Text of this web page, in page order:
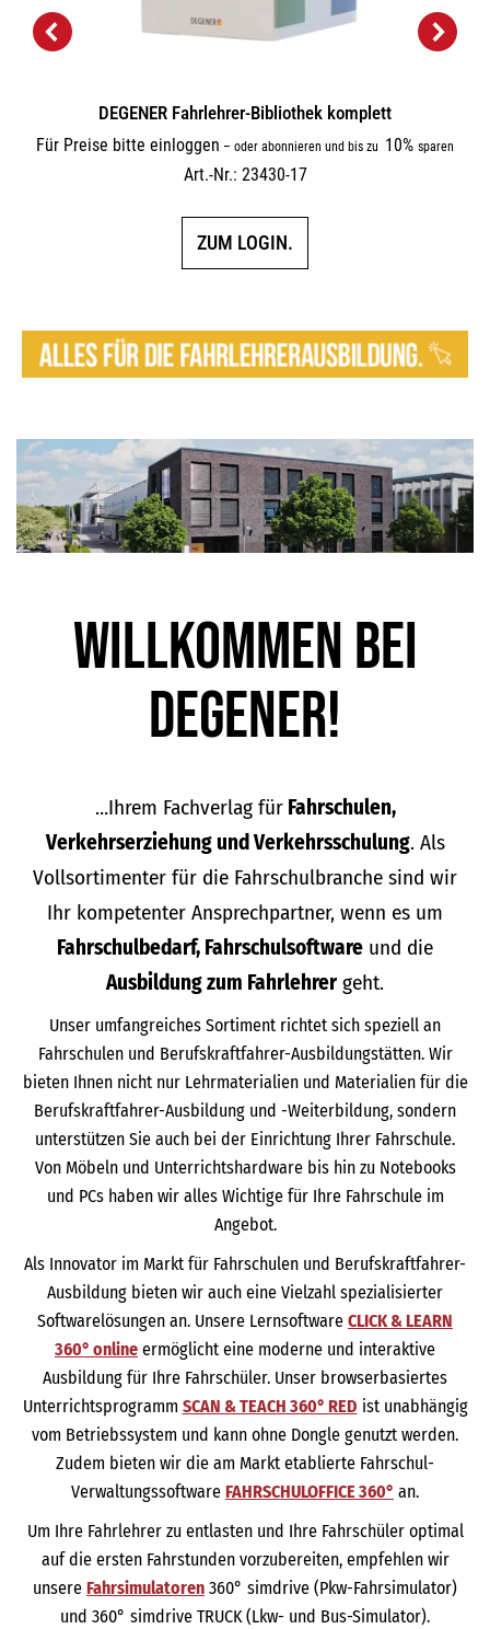
DEGENER Fahrlehrer-Bibliothek komplett
Für Preise bitte einloggen – oder abonnieren und bis zu 10% sparen
Art.-Nr.: 23430-17
ZUM LOGIN.
Willkommen bei
DEGENER!
…Ihrem Fachverlag fürFahrschulen,
Verkehrserziehung und Verkehrsschulung. Als
Vollsortimenter für die Fahrschulbranche sind wir
Ihr kompetenter Ansprechpartner, wenn es um
Fahrschulbedarf, Fahrschulsoftware und die
Ausbildung zum Fahrlehrer geht.
Unser umfangreiches Sortiment richtet sich speziell an
Fahrschulen und Berufskraftfahrer-Ausbildungstätten. Wir
bieten Ihnen nicht nur Lehrmaterialien und Materialien für die
Berufskraftfahrer-Ausbildung und -Weiterbildung, sondern
unterstützen Sie auch bei der Einrichtung Ihrer Fahrschule.
Von Möbeln und Unterrichtshardware bis hin zu Notebooks
und PCs haben wir alles Wichtige für Ihre Fahrschule im
Angebot.
Als Innovator im Markt für Fahrschulen und Berufskraftfahrer-
Ausbildung bieten wir auch eine Vielzahl spezialisierter
Softwarelösungen an. Unsere Lernsoftware CLICK & LEARN
360° online ermöglicht eine moderne und interaktive
Ausbildung für Ihre Fahrschüler. Unser browserbasiertes
Unterrichtsprogramm SCAN & TEACH 360° RED ist unabhängig
vom Betriebssystem und kann ohne Dongle genutzt werden.
Zudem bieten wir die am Markt etablierte Fahrschul-
Verwaltungssoftware FAHRSCHULOFFICE 360° an.
Um Ihre Fahrlehrer zu entlasten und Ihre Fahrschüler optimal
auf die ersten Fahrstunden vorzubereiten, empfehlen wir
unsere Fahrsimulatoren 360° simdrive (Pkw-Fahrsimulator)
und 360° simdrive TRUCK (Lkw- und Bus-Simulator).